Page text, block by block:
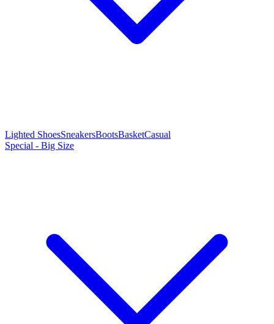
Lighted ShoesSneakersBootsBasketCasual
Special - Big Size